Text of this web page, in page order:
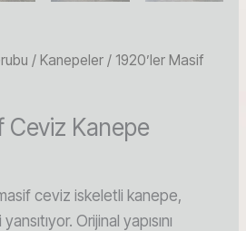
/Kanepeler / 1920’ler Masif
Ceviz Kanepe
ceviz iskeletli kanepe,
Orijinal yapısını